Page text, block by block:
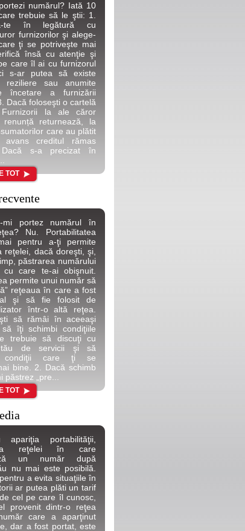
numărul? Iată 10
trebuie să le ştii: 1.
te în legătură cu
furnizorilor şi alege-
ţi se potriveşte mai
însă cu atenţie şi
care îl ai cu furnizorul
s-ar putea să existe
reziliere sau anumite
încetare a furnizării
Dacă foloseşti o cartelă
Furnizorii la ale căror
returnează, la
care au plătit
creditul rămas
Dacă s-a precizat în
TOT
portez numărul în
Nu. Portabilitatea
pentru a-ţi permite
reţelei, dacă doreşti, şi,
păstrarea numărului
care te-ai obişnuit.
permite unui număr să
reţeaua în care a fost
şi să fie folosit de
într-o altă reţea.
să rămâi în aceeaşi
îţi schimbi condiţiile
trebuie să discuţi cu
tău de servicii şi să
condiţii care ţi se
bine. 2. Dacă schimb
„pre...
TOT
portabilităţii,
reţelei în care
un număr după
nu mai este posibilă.
a evita situaţiile în
ar putea plăti un tarif
cel pe care îl cunosc,
provenit dintr-o reţea
care a aparţinut
dar a fost portat, este